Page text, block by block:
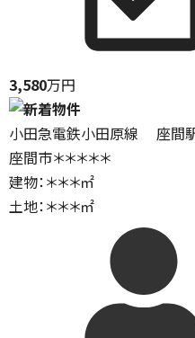
3,580万円
小田急電鉄小田原線 座間
座間市＊＊＊＊＊
建物：＊＊＊㎡
土地：＊＊＊㎡